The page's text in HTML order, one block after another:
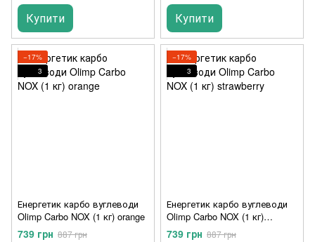
Купити Купити
−17%
3
Енергетик карбо вуглеводи
Olimp Carbo NOX (1 кг) orange
739 грн 887 грн
−17%
3
Енергетик карбо вуглеводи
Olimp Carbo NOX (1 кг)
strawberry
739 грн 887 грн